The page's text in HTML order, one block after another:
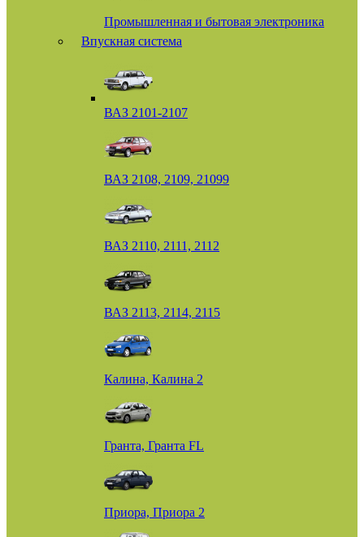
Промышленная и бытовая электроника
Впускная система
ВАЗ 2101-2107
ВАЗ 2108, 2109, 21099
ВАЗ 2110, 2111, 2112
ВАЗ 2113, 2114, 2115
Калина, Калина 2
Гранта, Гранта FL
Приора, Приора 2